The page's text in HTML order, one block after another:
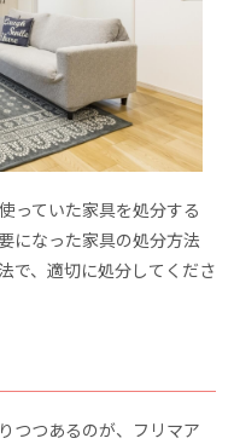
っていた家具を処分する
になった家具の処分方法
で、適切に処分してくださ
つつあるのが、フリマア